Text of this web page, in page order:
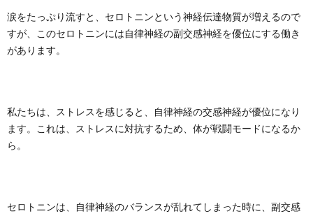
涙をたっぷり流すと、セロトニンという神経伝達物質が増えるので
すが、このセロトニンには自律神経の副交感神経を優位にする働き
があります。
私たちは、ストレスを感じると、自律神経の交感神経が優位になり
ます。これは、ストレスに対抗するため、体が戦闘モードになるか
ら。
セロトニンは、自律神経のバランスが乱れてしまった時に、副交感